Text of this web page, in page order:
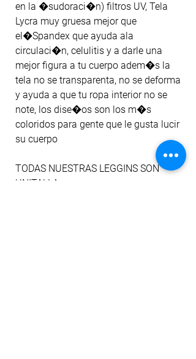
en la �sudoraci�n) filtros UV, Tela
Lycra muy gruesa mejor que
el�Spandex que ayuda ala
circulaci�n, celulitis y a darle una
mejor figura a tu cuerpo adem�s la
tela no se transparenta, no se deforma
y ayuda a que tu ropa interior no se
note, los dise�os son los m�s
coloridos para gente que le gusta lucir
su cuerpo
TODAS NUESTRAS LEGGINS SON
UNITALLA